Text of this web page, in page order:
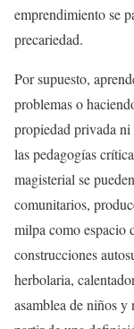
emprendimiento se
precariedad.
Por supuesto,
problemas o
propiedad privada
las pedagogías
magisterial se
comunitarios,
milpa como espacio
construcciones
herbolaria,
asamblea de niños y